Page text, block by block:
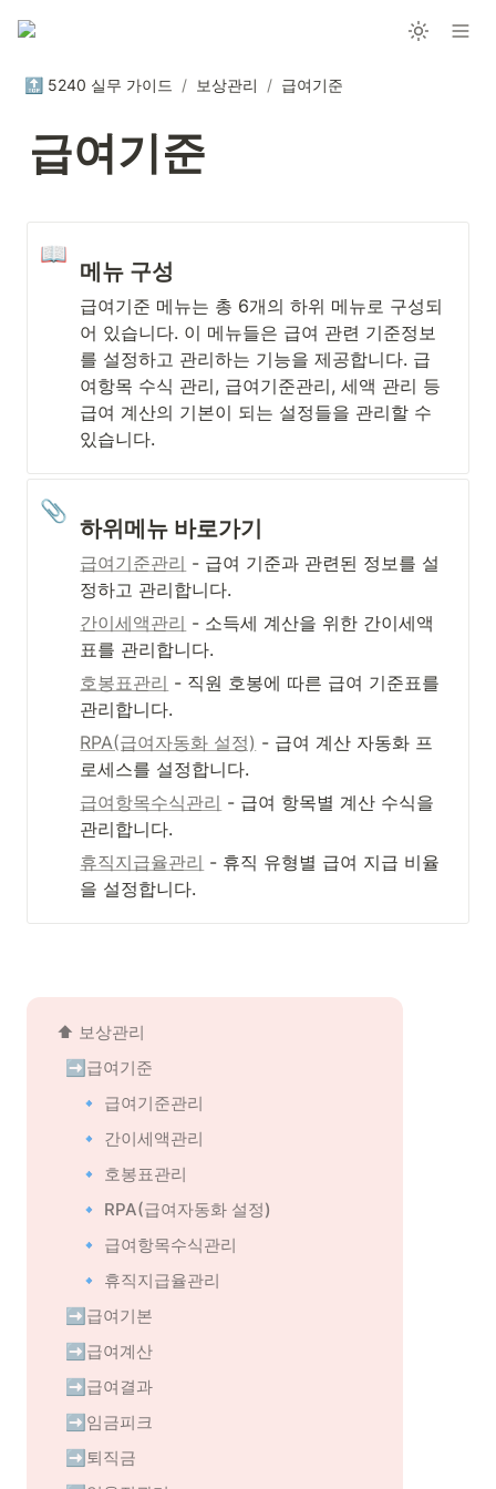
🔝 5240 실무 가이드 / 보상관리 / 급여기준
급여기준
📖
메뉴 구성
급여기준 메뉴는 총 6개의 하위 메뉴로 구성되
어 있습니다. 이 메뉴들은 급여 관련 기준정보
를 설정하고 관리하는 기능을 제공합니다. 급
여항목 수식 관리, 급여기준관리, 세액 관리 등
급여 계산의 기본이 되는 설정들을 관리할 수
있습니다.
📎
하위메뉴 바로가기
급여기준관리 - 급여 기준과 관련된 정보를 설
정하고 관리합니다.
간이세액관리 - 소득세 계산을 위한 간이세액
표를 관리합니다.
호봉표관리 - 직원 호봉에 따른 급여 기준표를
관리합니다.
RPA(급여자동화 설정) - 급여 계산 자동화 프
로세스를 설정합니다.
급여항목수식관리 - 급여 항목별 계산 수식을
관리합니다.
휴직지급율관리 - 휴직 유형별 급여 지급 비율
을 설정합니다.
⬆️ 보상관리
➡️급여기준
🔹 급여기준관리
🔹 간이세액관리
🔹 호봉표관리
🔹 RPA(급여자동화 설정)
🔹 급여항목수식관리
🔹 휴직지급율관리
➡️급여기본
➡️급여계산
➡️급여결과
➡️임금피크
➡️퇴직금